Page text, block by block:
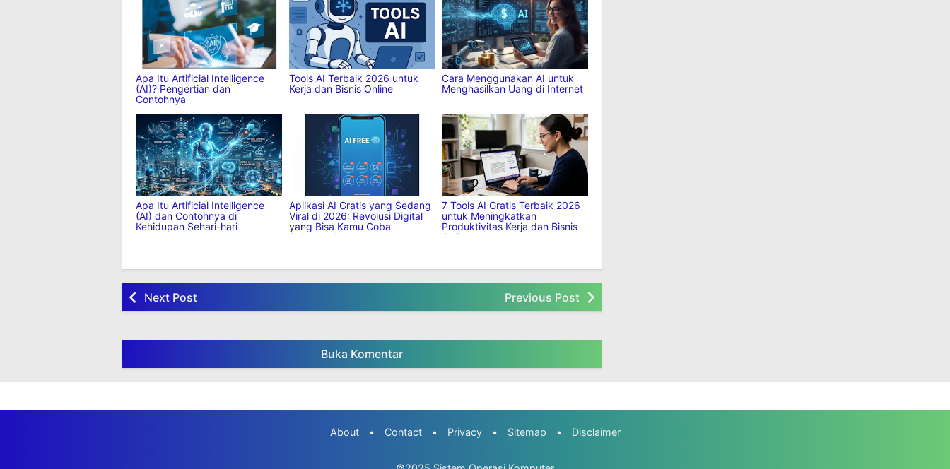
Facebook Twitter Pinterest More
Artikel Terkait:
Apa Itu Artificial Intelligence
(AI)? Pengertian dan
Contohnya
Tools AI Terbaik 2026 untuk
Kerja dan Bisnis Online
Cara Menggunakan AI untuk
Menghasilkan Uang di Internet
(AI) dan Contohnya di
Kehidupan Sehari-hari
Viral di 2026: Revolusi Digital
untuk Meningkatkan
Produktivitas Kerja dan Bisnis
Next Post Previous Post